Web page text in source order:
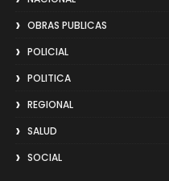
OBRAS PUBLICAS
POLICIAL
POLITICA
REGIONAL
SALUD
SOCIAL